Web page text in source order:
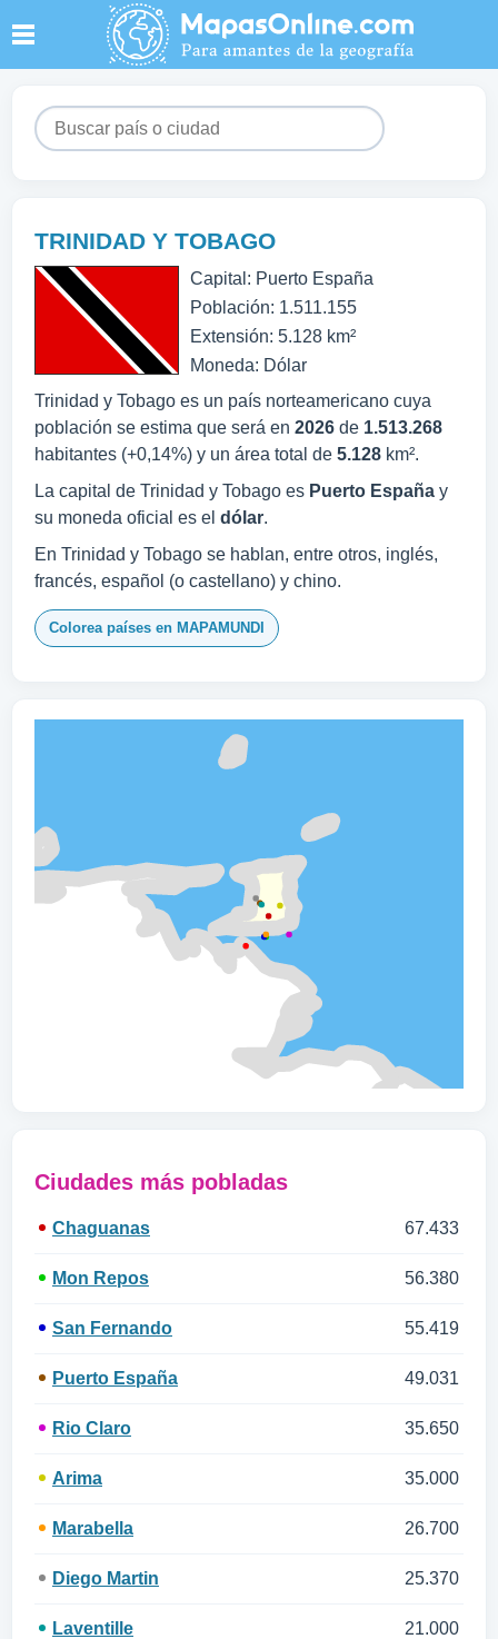
TRINIDAD Y TOBAGO
Capital: Puerto España
Población: 1.511.155
Extensión: 5.128 km²
Moneda: Dólar
Trinidad y Tobago es un país norteamericano cuya
población se estima que será en 2026 de 1.513.268
habitantes (+0,14%) y un área total de 5.128 km².
La capital de Trinidad y Tobago es Puerto España y
su moneda oficial es el dólar.
En Trinidad y Tobago se hablan, entre otros, inglés,
francés, español (o castellano) y chino.
Colorea países en MAPAMUNDI
Ciudades más pobladas
Chaguanas 67.433
Mon Repos 56.380
San Fernando 55.419
Puerto España 49.031
Rio Claro 35.650
Arima 35.000
Marabella 26.700
Diego Martin 25.370
Laventille 21.000